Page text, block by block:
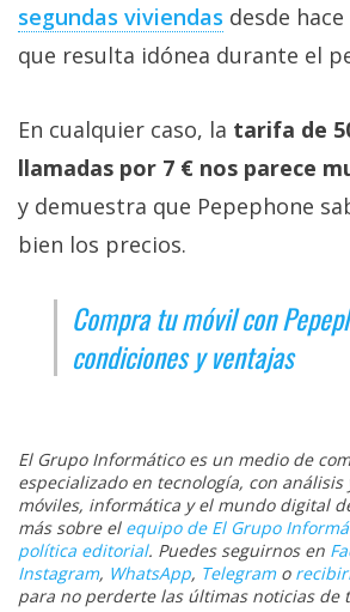
segundas viviendas‎ desde
que resulta idónea durante el
En cualquier caso, la tarifa de
llamadas por 7 € nos parece
y demuestra que Pepephone
bien los precios.
Compra tu móvil con
condiciones y ventajas
El Grupo Informático es un medio de
especializado en tecnología, con análisis
móviles, informática y el mundo digital
más sobre el equipo de El Grupo
política editorial. Puedes seguirnos en
Instagram, WhatsApp, Telegramo
para no perderte las últimas noticias de